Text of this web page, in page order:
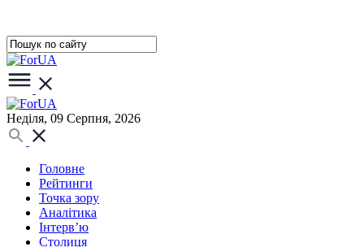
Неділя, 09 Серпня, 2026
Головне
Рейтинги
Точка зору
Аналітика
Інтерв’ю
Столиця